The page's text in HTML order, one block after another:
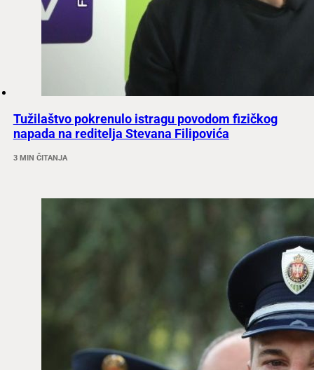
Tužilaštvo pokrenulo istragu povodom fizičkog
napada na reditelja Stevana Filipovića
3 MIN ČITANJA